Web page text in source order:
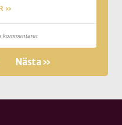
»
kommentarer
Nästa »